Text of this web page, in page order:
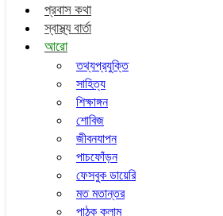
প্রবাস কথা
স্বাস্থ্য বার্তা
আরো
তথ্যপ্রযুক্তি
সাহিত্য
শিক্ষাঙ্গন
শোবিজ
জীবনযাপন
পাচফোঁড়ন
ফেসবুক ডায়েরি
মত মতান্তর
পাঠক কলাম